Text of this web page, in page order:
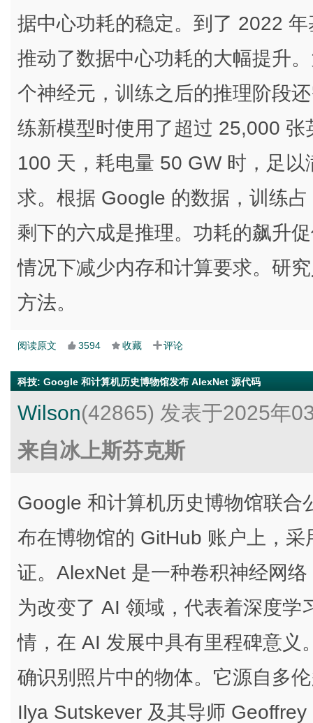
据中心功耗的稳定。到了 2022
推动了数据中心功耗的大幅提升
个神经元，训练之后的推理阶段
练新模型时使用了超过 25,000
100 天，耗电量 50 GW 时，足
求。根据 Google 的数据，训练
剩下的六成是推理。功耗的飙升
情况下减少内存和计算要求。研
方法。
阅读原文 3594 收藏 评论
科技: Google 和计算机历史博物馆发布 AlexNet 源代码
Wilson(42865) 发表于2025年
来自冰上斯芬克斯
Google 和计算机历史博物馆联
布在博物馆的 GitHub 账户上，
证。AlexNet 是一种卷积神经网
为改变了 AI 领域，代表着深度
情，在 AI 发展中具有里程碑意义
确识别照片中的物体。它源自多
Ilya Sutskever 及其导师